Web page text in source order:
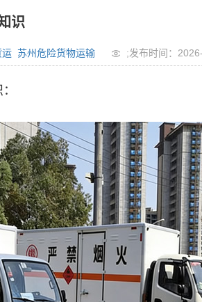
识
运 苏州危险货物运输 ;发布时间：